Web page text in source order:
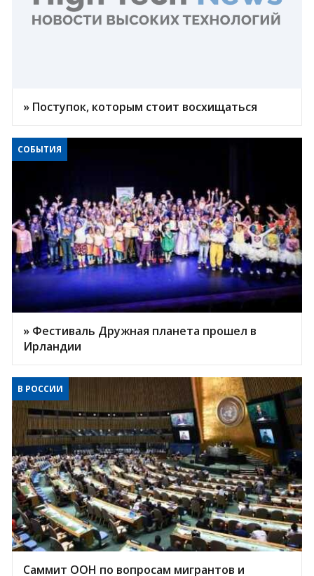
» Поступок, которым стоит восхищаться
СОБЫТИЯ
» Фестиваль Дружная планета прошел в
Ирландии
В РОССИИ
Саммит ООН по вопросам мигрантов и